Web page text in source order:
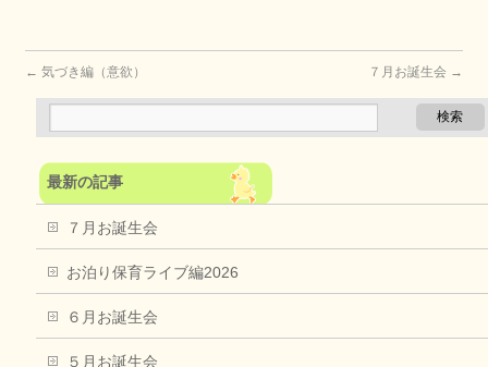
← 気づき編（意欲） ７月お誕生会 →
最新の記事
７月お誕生会
お泊り保育ライブ編2026
６月お誕生会
５月お誕生会